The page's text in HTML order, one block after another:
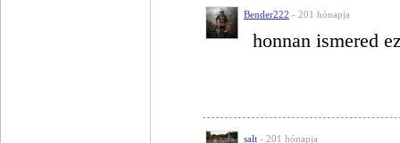
Bender222 - 201 hónapja
honnan ismered
salt - 201 hónapja